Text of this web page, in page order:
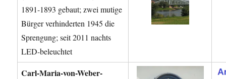
1891-1893 gebaut; zwei mutige
Bürger verhinderten 1945 die
Sprengung; seit 2011 nachts
LED-beleuchtet
Carl-Maria-von-Weber-